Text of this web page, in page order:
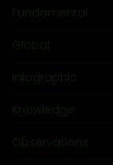
Fundamental
Global
Infographic
Knowledge
Observations